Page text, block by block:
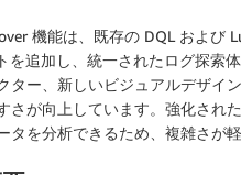
機能は、既存の DQL および
を追加し、統一されたログ探
ター、新しいビジュアルデザイ
さが向上しています。強化され
タを分析できるため、複雑さが